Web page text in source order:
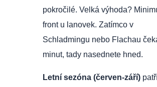
pokročilé. Velká výhoda?
front u lanovek. Zatímco v
Schladmingu nebo Flachau
minut, tady nasednete hned.
Letní sezóna (červen-září)